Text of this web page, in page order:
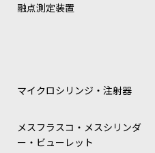
融点測定装置
マイクロシリンジ・注射器
メスフラスコ・メスシリンダ
ー・ビューレット